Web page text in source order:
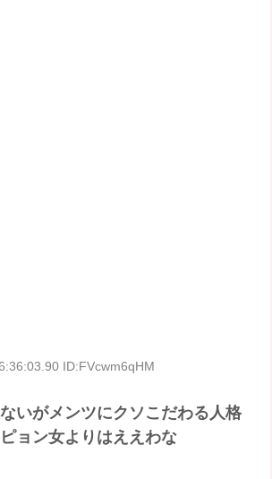
ID:FVcwm6qHM
いがメンツにクソこだわる人格
ョン女よりはええわな